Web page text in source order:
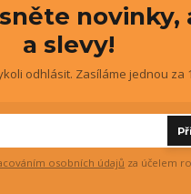
novinky,
a slevy!
odhlásit. Zasíláme jednou za
osobních údajů za účelem